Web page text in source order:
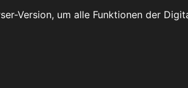
Version, um alle Funktionen der